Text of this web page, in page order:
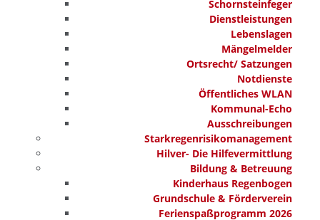
Schornsteinfeger
Dienstleistungen
Lebenslagen
Mängelmelder
Ortsrecht/ Satzungen
Notdienste
Öffentliches WLAN
Kommunal-Echo
Ausschreibungen
Starkregenrisikomanagement
Hilver- Die Hilfevermittlung
Bildung & Betreuung
Kinderhaus Regenbogen
Grundschule & Förderverein
Ferienspaßprogramm 2026